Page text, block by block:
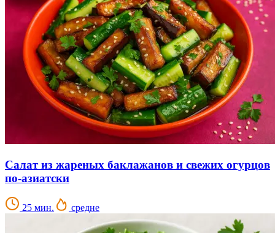
Салат из жареных баклажанов и свежих огурцов
по-азиатски
25 мин. средне